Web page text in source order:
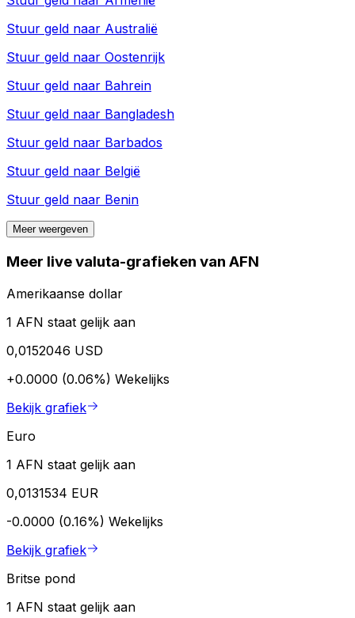
Stuur geld naar Australië
Stuur geld naar Oostenrijk
Stuur geld naar Bahrein
Stuur geld naar Bangladesh
Stuur geld naar Barbados
Stuur geld naar België
Stuur geld naar Benin
Meer weergeven
Meer live valuta-grafieken van AFN
Amerikaanse dollar
1 AFN staat gelijk aan
0,0152046 USD
+0.0000 (0.06%) Wekelijks
Bekijk grafiek
Euro
1 AFN staat gelijk aan
0,0131534 EUR
-0.0000 (0.16%) Wekelijks
Bekijk grafiek
Britse pond
1 AFN staat gelijk aan